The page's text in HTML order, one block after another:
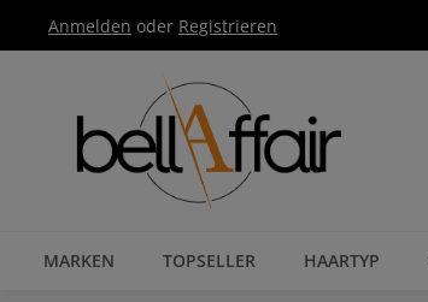
Hauptnavigation springen
Anmelden oder Registrieren
MARKEN TOPSELLER HAARTYP